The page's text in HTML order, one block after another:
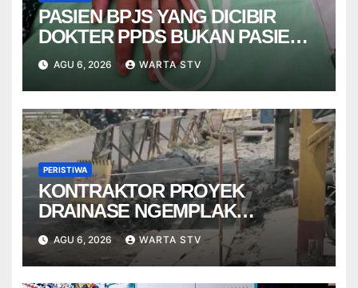
PASIEN BPJS YANG DICIBIR
DOKTER PPDS BUKAN PASIEN
RSUP DR. SARDJITO
AGU 6, 2026 WARTA STV
PERISTIWA
KONTRAKTOR PROYEK
DRAINASE NGEMPLAK
DISANKSI USAI WARGA
TERPELESET
AGU 6, 2026 WARTA STV